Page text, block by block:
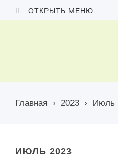
ОТКРЫТЬ МЕНЮ
Главная › 2023 › Июль
ИЮЛЬ 2023